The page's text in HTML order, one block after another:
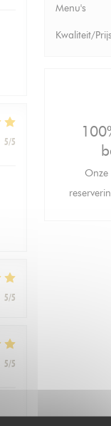
5/5
5/5
5/5
Menu's
Kwaliteit/Prijs
Onze